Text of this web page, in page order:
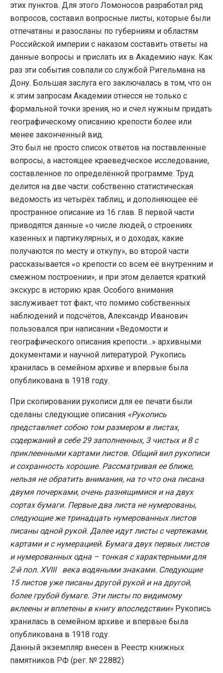
этих пунктов. Для этого Ломоносов разработал ряд
вопросов, составил вопросные листы, которые были
отпечатаны и разосланы по губерниям и областям
Российской империи с наказом составить ответы на
данные вопросы и прислать их в Академию наук. Как
раз эти события совпали со службой Ригельмана на
Дону. Большая заслуга его заключалась в том, что он
к этим запросам Академии отнесся не только с
формальной точки зрения, но и счел нужным придать
географическому описанию крепости более или
менее законченный вид.
Это был не просто список ответов на поставленные
вопросы, а настоящее краеведческое исследование,
составленное по определённой программе. Труд
делится на две части: собственно статистическая
ведомость из четырёх таблиц, и дополняющее её
пространное описание из 16 глав. В первой части
приводятся данные «о числе людей, о строениях
казенных и партикулярных, и о доходах, какие
получаются по месту и откупу», во второй части
рассказывается «о крепости со всем её внутренним и
смежном построении», и при этом делается краткий
экскурс в историю края. Особого внимания
заслуживает тот факт, что помимо собственных
наблюдений и подсчётов, Александр Иванович
пользовался при написании «Ведомости и
географического описания крепости…» архивными
документами и научной литературой. Рукопись
хранилась в семейном архиве и впервые была
опубликована в 1918 году.
При скопировании рукописи для ее печати были
сделаны следующие описания «Рукопись
представляет собою том размером в листах,
содержаний в себе 29 заполненных, 3 чистых и 8 с
приклеенными картами листов. Общий вил рукописи
и сохранность хорошие. Рассматривая ее ближе,
нельзя не обратить внимания, на то что она писана
двумя почерками, очень разнящимися и на двух
сортах бумаги. Первые два листа не нумерованы,
следующие же тринадцать нумерованных листов
писаны одной рукой. Далее идут листы с чертежами,
картами и с нумерацией. Бумага двух первых листов
и нумерованных одна – тонкая с характерными для
2-й пол. XVIII века водяными знаками. Следующие
15 листов уже писаны другой рукой и на другой,
более грубой бумаге. Эти листы по видимому
вклеены и вплетены в книгу впоследствии» Рукопись
хранилась в семейном архиве и впервые была
опубликована в 1918 году.
Данный экземпляр внесен в Реестр книжных
памятников РФ (рег. № 22882)